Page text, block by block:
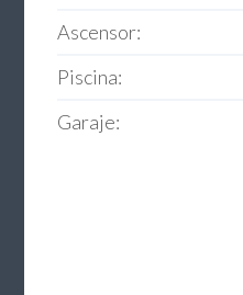
Ascensor:
Piscina:
Garaje: